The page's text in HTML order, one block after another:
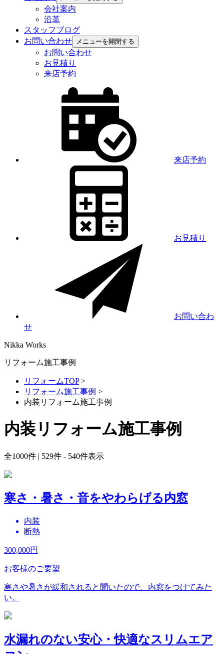
会社案内
沿革
スタッフブログ
お問い合わせ
メニューを開閉する
お問い合わせ
お見積り
来店予約
来店予約
お見積り
お問い合わ
せ
Nikka Works
リフォーム施工事例
リフォームTOP>
リフォーム施工事例 >
内装リフォーム施工事例
内装リフォーム施工事例
全1000件 | 529件 - 540件表示
寒さ・暑さ・音をやわらげる内窓
内装
断熱
300,000円
お客様のご要望
寒さや暑さが緩和されると聞いたので、内窓をつけてみた
い。
水漏れのない安心・快適なスリムエア